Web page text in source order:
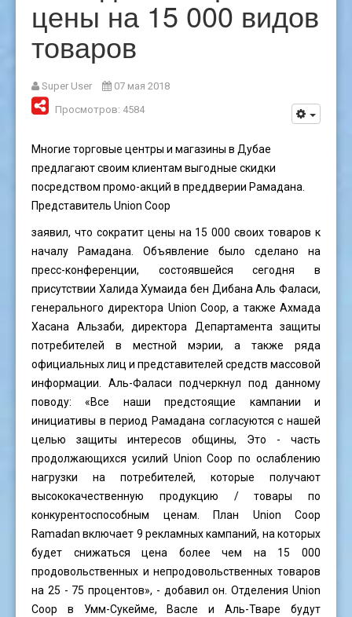
цены на 15 000 видов
товаров
Super User
07 мая 2018
Просмотров: 4584
Многие торговые центры и магазины в Дубае
предлагают своим клиентам выгодные скидки
посредством промо-акций в преддверии Рамадана.
Представитель Union Coop
заявил, что сократит цены на 15 000 своих товаров к
началу Рамадана. Объявление было сделано на
пресс-конференции, состоявшейся сегодня в
присутствии Халида Хумаида бен Дибана Аль Фаласи,
генерального директора Union Coop, а также Ахмада
Хасана Альзаби, директора Департамента защиты
потребителей в местной мэрии, а также ряда
официальных лиц и представителей средств массовой
информации. Аль-Фаласи подчеркнул под данному
поводу: «Все наши предстоящие кампании и
инициативы в период Рамадана согласуются с нашей
целью защиты интересов общины, Это - часть
продолжающихся усилий Union Coop по ослаблению
нагрузки на потребителей, которые получают
высококачественную продукцию / товары по
конкурентоспособным ценам. План Union Coop
Ramadan включает 9 рекламных кампаний, на которых
будет снижаться цена более чем на 15 000
продовольственных и непродовольственных товаров
на 25 - 75 процентов», - добавил он. Отделения Union
Coop в Умм-Сукейме, Васле и Аль-Тваре будут